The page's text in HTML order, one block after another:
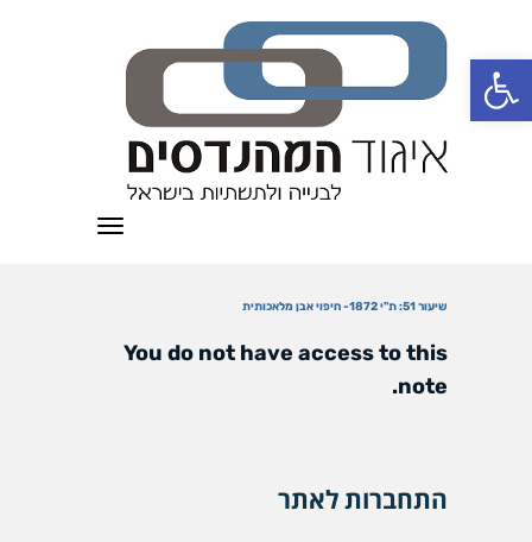
פתח סרגל נגישות
תפריט
שיעור 51: ת"י 1872- חיפוי אבן מלאכותית
You do not have access to this
note.
התחברות לאתר